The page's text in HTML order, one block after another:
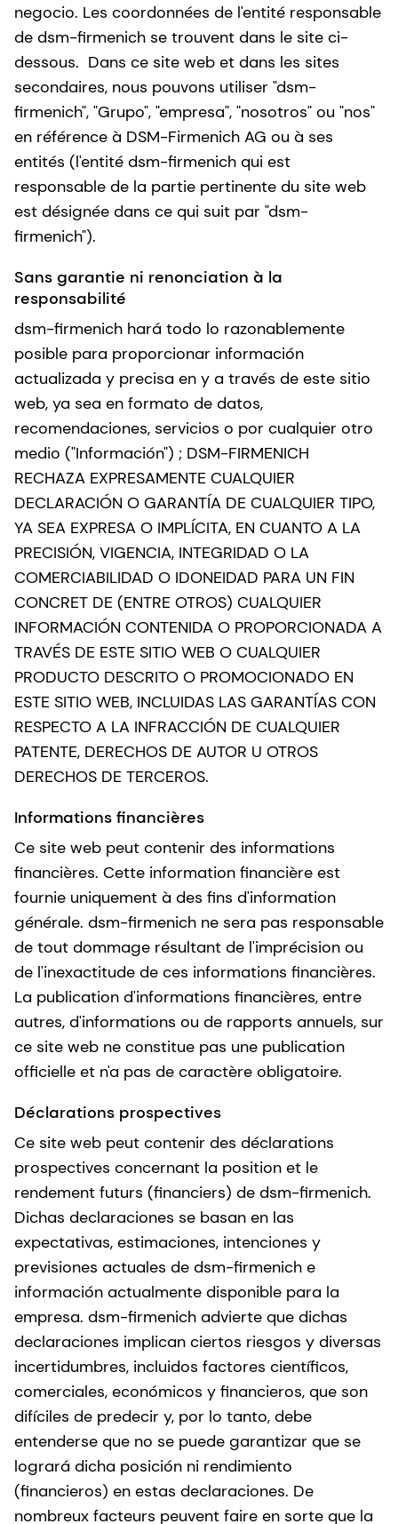
negocio. Les coordonnées de l'entité responsable
de dsm-firmenich se trouvent dans le site ci-
dessous. Dans ce site web et dans les sites
secondaires, nous pouvons utiliser "dsm-
firmenich", "Grupo", "empresa", "nosotros" ou "nos"
en référence à DSM-Firmenich AG ou à ses
entités (l'entité dsm-firmenich qui est
responsable de la partie pertinente du site web
est désignée dans ce qui suit par "dsm-
firmenich").
Sans garantie ni renonciation à la
responsabilité
dsm-firmenich hará todo lo razonablemente
posible para proporcionar información
actualizada y precisa en y a través de este sitio
web, ya sea en formato de datos,
recomendaciones, servicios o por cualquier otro
medio ("Información") ; DSM-FIRMENICH
RECHAZA EXPRESAMENTE CUALQUIER
DECLARACIÓN O GARANTÍA DE CUALQUIER TIPO,
YA SEA EXPRESA O IMPLÍCITA, EN CUANTO A LA
PRECISIÓN, VIGENCIA, INTEGRIDAD O LA
COMERCIABILIDAD O IDONEIDAD PARA UN FIN
CONCRET DE (ENTRE OTROS) CUALQUIER
INFORMACIÓN CONTENIDA O PROPORCIONADA A
TRAVÉS DE ESTE SITIO WEB O CUALQUIER
PRODUCTO DESCRITO O PROMOCIONADO EN
ESTE SITIO WEB, INCLUIDAS LAS GARANTÍAS CON
RESPECTO A LA INFRACCIÓN DE CUALQUIER
PATENTE, DERECHOS DE AUTOR U OTROS
DERECHOS DE TERCEROS.
Informations financières
Ce site web peut contenir des informations
financières. Cette information financière est
fournie uniquement à des fins d'information
générale. dsm-firmenich ne sera pas responsable
de tout dommage résultant de l'imprécision ou
de l'inexactitude de ces informations financières.
La publication d'informations financières, entre
autres, d'informations ou de rapports annuels, sur
ce site web ne constitue pas une publication
officielle et n'a pas de caractère obligatoire.
Déclarations prospectives
Ce site web peut contenir des déclarations
prospectives concernant la position et le
rendement futurs (financiers) de dsm-firmenich.
Dichas declaraciones se basan en las
expectativas, estimaciones, intenciones y
previsiones actuales de dsm-firmenich e
información actualmente disponible para la
empresa. dsm-firmenich advierte que dichas
declaraciones implican ciertos riesgos y diversas
incertidumbres, incluidos factores científicos,
comerciales, económicos y financieros, que son
difíciles de predecir y, por lo tanto, debe
entenderse que no se puede garantizar que se
logrará dicha posición ni rendimiento
(financieros) en estas declaraciones. De
nombreux facteurs peuvent faire en sorte que la